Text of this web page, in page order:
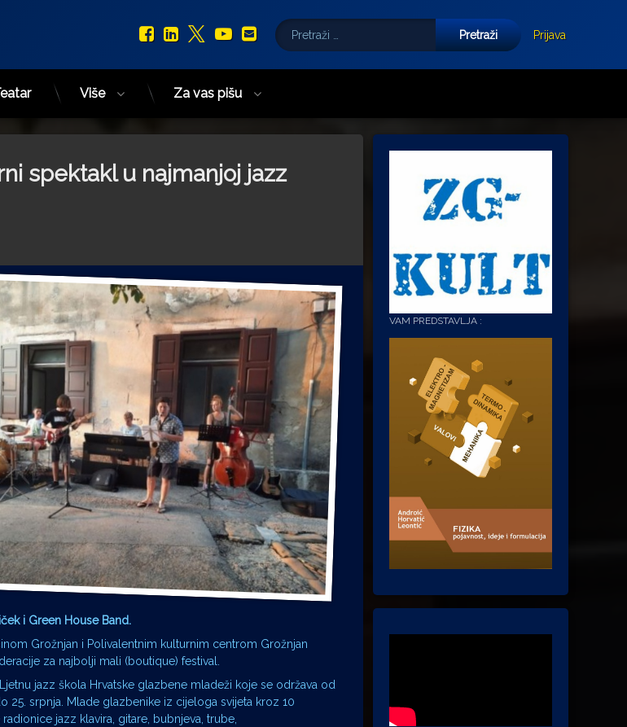
Facebook
LinkedIn
X.com
YouTube
E-mail
Pretraži:
Prijava
Više Za vas pišu
spektakl u najmanjoj jazz
i Green House Band.
Grožnjan i Polivalentnim kulturnim centrom Grožnjan
za najbolji mali (boutique) festival.
jazz škola Hrvatske glazbene mladeži koje se održava od
25. srpnja. Mlade glazbenike iz cijeloga svijeta kroz 10
jazz klavira, gitare, bubnjeva, trube,
VAM PREDSTAVLJA :